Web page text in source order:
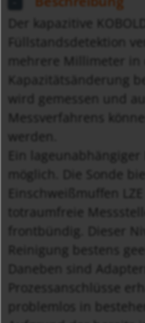
Der kapazitive
Füllstandsdetektion
mehrere Millimeter in
Kapazitätsänderung
wird gemessen und
Messverfahrens
werden.
Ein
möglich. Die Sonde
Einschweißmuffen
totraumfreie
frontbündig. Dieser
Reinigung bestens
Daneben sind
problemlos in